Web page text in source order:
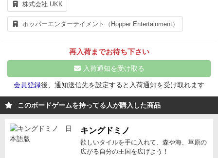
株式会社 UKK
ホッパーエンターテイメント（Hopper Entertainment）
再入荷までお待ち下さい
入荷通知を受け取る
会員登録後、通知送信先を設定すると入荷通知を受け取れます
このボードゲームを持ってる人が購入した商品
キングドミノ
欲しいタイルを手に入れて、森や海、草原の
広がる自分の王国を広げよう！